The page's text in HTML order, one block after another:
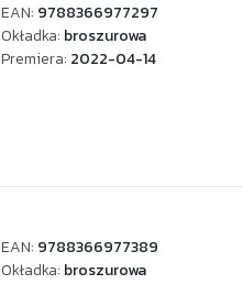
EAN: 9788366977297
Okładka: broszurowa
Premiera: 2022-04-14
EAN: 9788366977389
Okładka: broszurowa